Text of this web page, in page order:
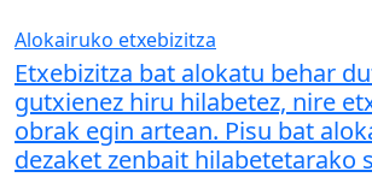
Alokairuko etxebizitza
Etxebizitza bat alokatu behar
gutxienez hiru hilabetez, nire
obrak egin artean. Pisu bat
dezaket zenbait hilabetetarako